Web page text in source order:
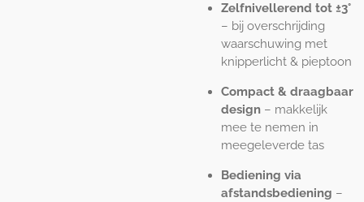
Zelfnivellerend tot ±3°
– bij overschrijding
waarschuwing met
knipperlicht & pieptoon
Compact & draagbaar
design– makkelijk
mee te nemen in
meegeleverde tas
Bediening via
afstandsbediening –